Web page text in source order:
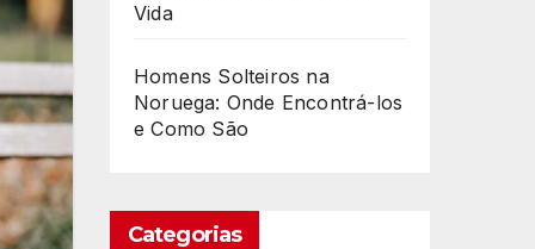
Vida
Homens Solteiros na
Noruega: Onde Encontrá-los
e Como São
Categorias